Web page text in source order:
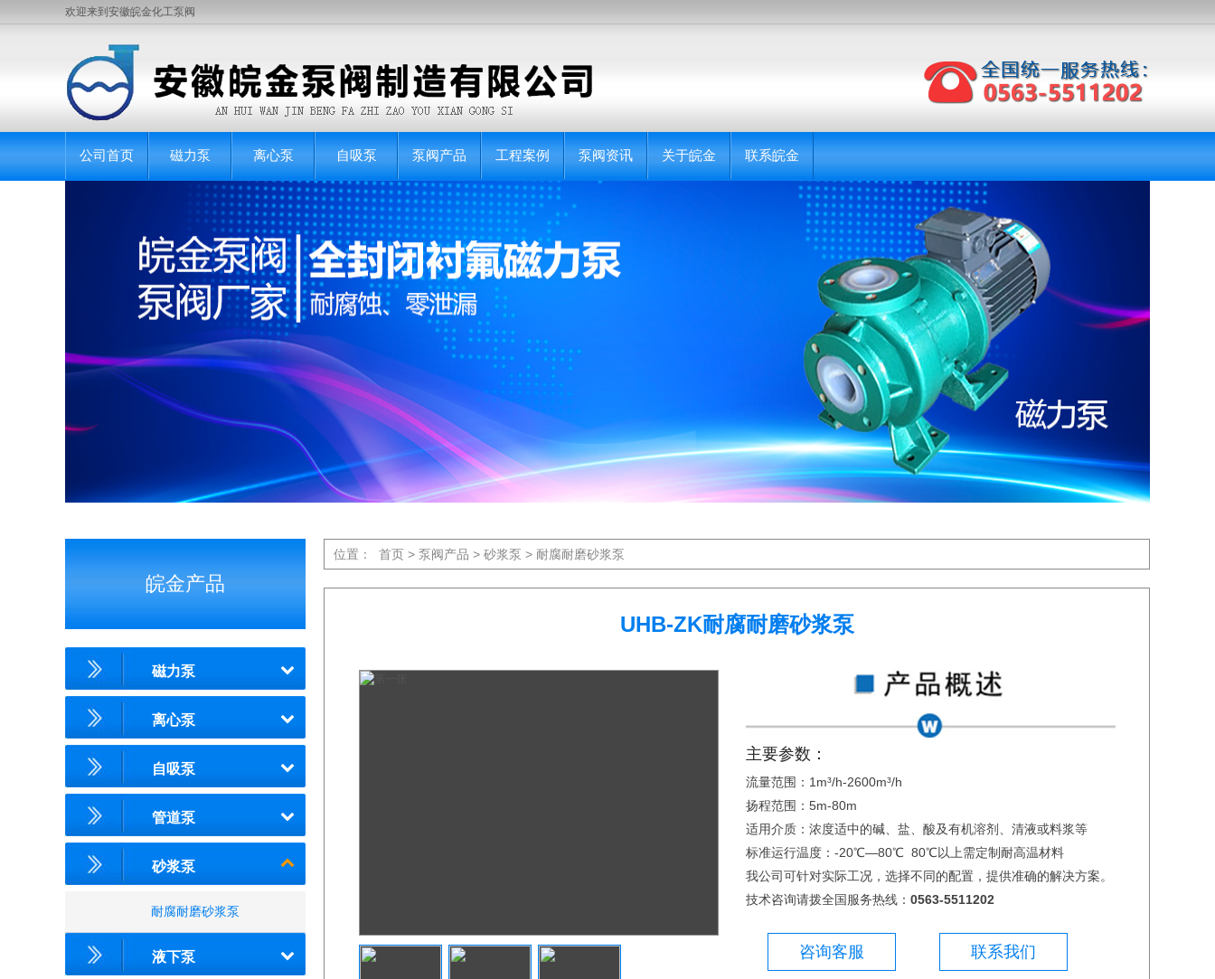
欢迎来到安徽皖金化工泵阀
公司首页 磁力泵 离心泵 自吸泵 泵阀产品 工程案例 泵阀资讯 关于皖金 联系皖金
皖金产品
磁力泵
离心泵
自吸泵
管道泵
砂浆泵
耐腐耐磨砂浆泵
液下泵
位置： 首页 > 泵阀产品 > 砂浆泵 > 耐腐耐磨砂浆泵
UHB-ZK耐腐耐磨砂浆泵
主要参数：
流量范围：1m³/h-2600m³/h
扬程范围：5m-80m
适用介质：浓度适中的碱、盐、酸及有机溶剂、清液或料浆等
标准运行温度：-20℃—80℃ 80℃以上需定制耐高温材料
我公司可针对实际工况，选择不同的配置，提供准确的解决方案。
技术咨询请拨全国服务热线： 0563-5511202
咨询客服 联系我们